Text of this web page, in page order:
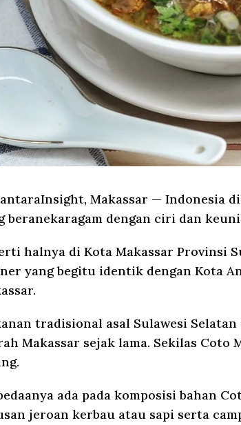
Makassar — Indonesia
beranekaragam dengan ciri dan
halnya di Kota Makassar Provinsi
yang begitu identik dengan Kota
tradisional asal Sulawesi
Makassar sejak lama. Sekilas Coto
ada pada komposisi bahan
jeroan kerbau atau sapi serta